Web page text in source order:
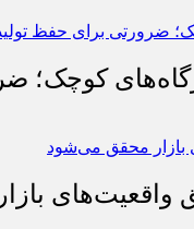
کوچک؛
واقعیت‌های